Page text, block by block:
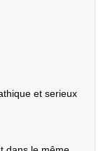
et serieux